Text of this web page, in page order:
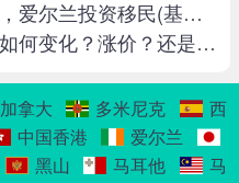
▪ 爱尔兰捐赠移民项目条件，爱尔兰投资移民(基金)项目介绍
▪ 爱尔兰投资移民新政策将如何变化？涨价？还是关停？
加拿大 多米尼克
西
中国香港
爱尔兰
黑山 马耳他
马